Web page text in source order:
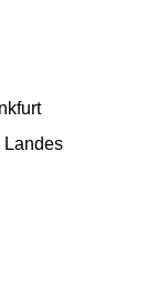
Landes